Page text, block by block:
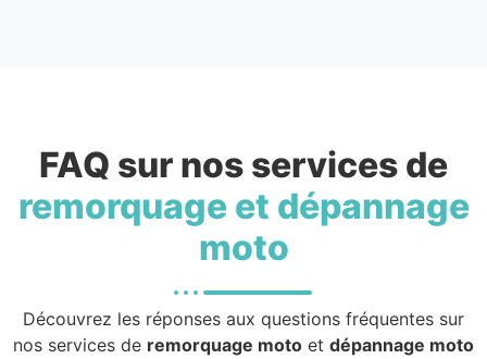
FAQ sur nos services de
remorquage et dépannage
moto
Découvrez les réponses aux questions fréquentes sur
nos services de remorquage moto et dépannage moto